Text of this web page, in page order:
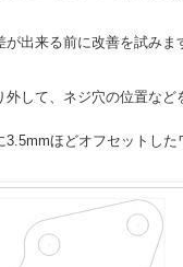
出来る前に改善を試みま
して、ネジ穴の位置など
ほどオフセットした